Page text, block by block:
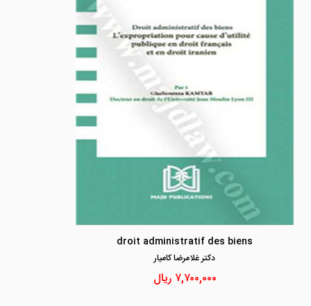
droit administratif des biens
دكتر غلامرضا كاميار
۷,۷۰۰,۰۰۰ ریال